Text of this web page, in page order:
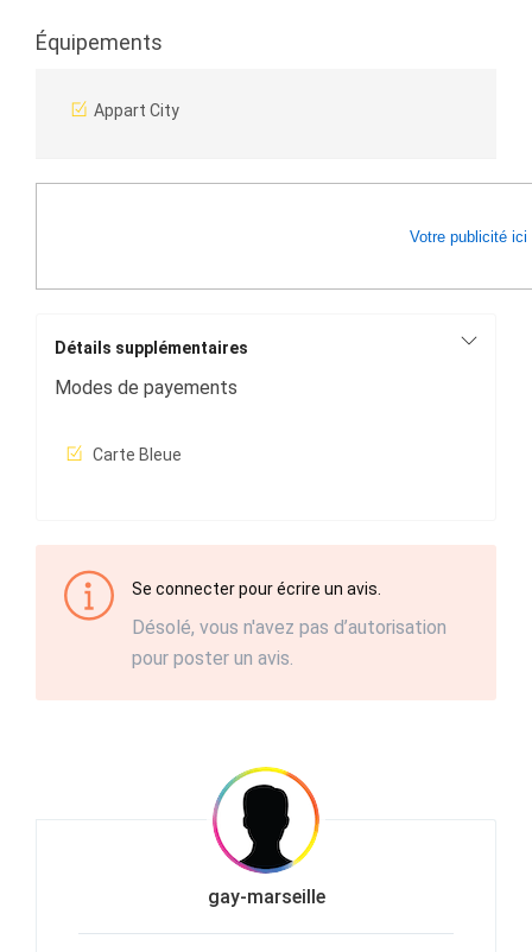
Équipements
Appart City
Votre publicité ici
Détails supplémentaires
Modes de payements
Carte Bleue
Se connecter pour écrire un avis.
Désolé, vous n'avez pas d’autorisation
pour poster un avis.
gay-marseille